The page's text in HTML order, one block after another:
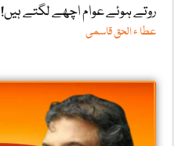
روتے ہوئے عوام اچھے لگتے ہیں!
عطا ء الحق قاسمی